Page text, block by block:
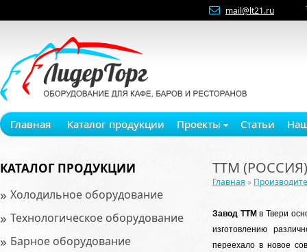
mail@lt21.ru
Главная Каталог продукции Проекты Статьи
КАТАЛОГ ПРОДУКЦИИ
» Холодильное оборудование
» Технологическое оборудование
» Барное оборудование
ТТМ (РОССИЯ)
Главная »
Завод ТТМ в Твери
изготовлению
переехало в новое